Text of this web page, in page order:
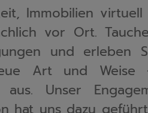
Immobilien
vor Ort.
und erleben
Art und Weise
aus. Unser
3D-
Immobilie
bis hin zu
jeden Winkel
bekommen,